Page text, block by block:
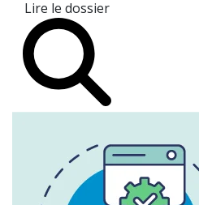
Lire le dossier